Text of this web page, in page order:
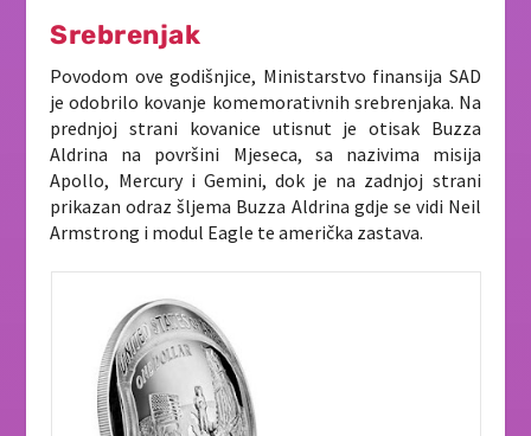
Srebrenjak
Povodom ove godišnjice, Ministarstvo finansija SAD
je odobrilo kovanje komemorativnih srebrenjaka. Na
prednjoj strani kovanice utisnut je otisak Buzza
Aldrina na površini Mjeseca, sa nazivima misija
Apollo, Mercury i Gemini, dok je na zadnjoj strani
prikazan odraz šljema Buzza Aldrina gdje se vidi Neil
Armstrong i modul Eagle te američka zastava.